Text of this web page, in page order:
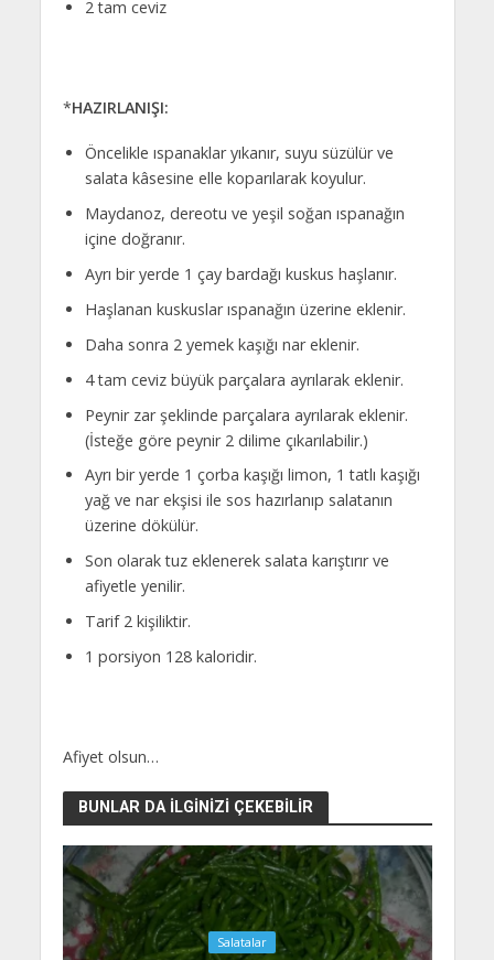
2 tam ceviz
*HAZIRLANIŞI:
Öncelikle ıspanaklar yıkanır, suyu süzülür ve
salata kâsesine elle koparılarak koyulur.
Maydanoz, dereotu ve yeşil soğan ıspanağın
içine doğranır.
Ayrı bir yerde 1 çay bardağı kuskus haşlanır.
Haşlanan kuskuslar ıspanağın üzerine eklenir.
Daha sonra 2 yemek kaşığı nar eklenir.
4 tam ceviz büyük parçalara ayrılarak eklenir.
Peynir zar şeklinde parçalara ayrılarak eklenir.
(İsteğe göre peynir 2 dilime çıkarılabilir.)
Ayrı bir yerde 1 çorba kaşığı limon, 1 tatlı kaşığı
yağ ve nar ekşisi ile sos hazırlanıp salatanın
üzerine dökülür.
Son olarak tuz eklenerek salata karıştırır ve
afiyetle yenilir.
Tarif 2 kişiliktir.
1 porsiyon 128 kaloridir.
Afiyet olsun…
BUNLAR DA İLGINIZI ÇEKEBILIR
Salatalar